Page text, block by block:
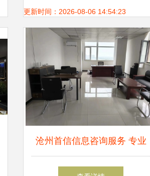
更新时间：2026-08-06 14:54:23
沧州首信信息咨询服务 专业
咨询，助力企业决策与发展